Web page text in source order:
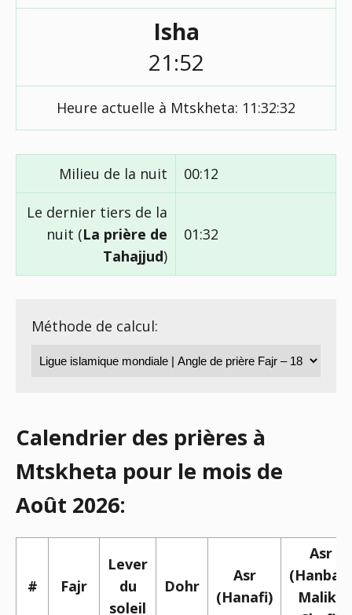
Isha
21:52
Heure actuelle à Mtskheta: 11:32:33
Milieu de la nuit 00:12
Le dernier tiers de la
nuit (La prière de
Tahajjud)
01:32
Méthode de calcul:
Calendrier des prières à
Mtskheta pour le mois de
Août 2026:
# Fajr
Lever
du
soleil
Dohr
Asr
(Hanafi)
Asr
(Hanbali,
Maliki,